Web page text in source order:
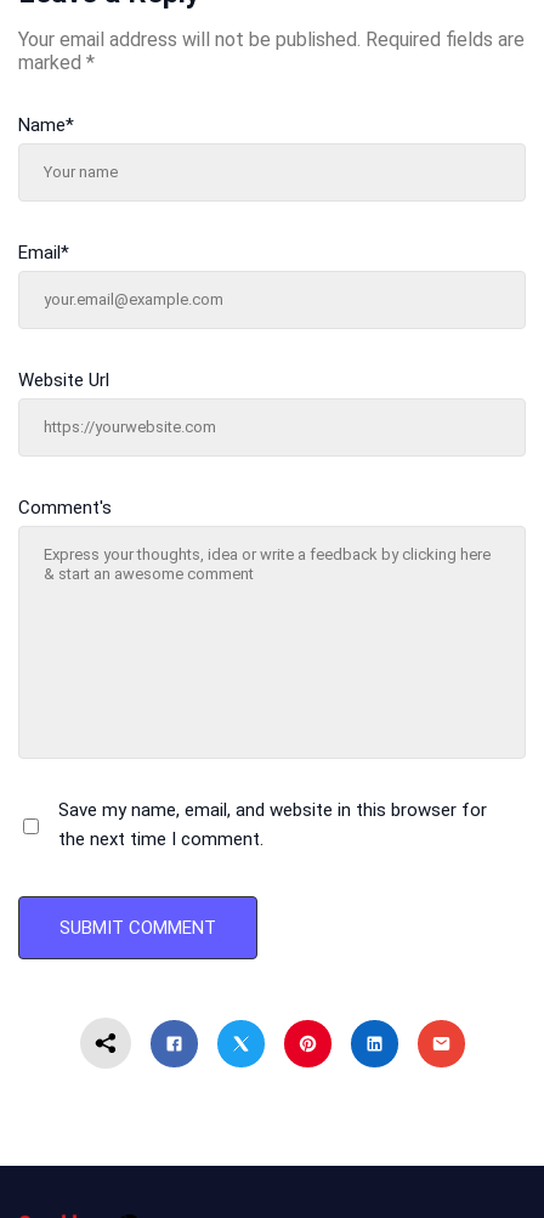
Your email address will not be published. Required fields are
marked *
Comment's
Name*
Email *
Website Url
Save my name, email, and website in this browser for
the next time I comment.